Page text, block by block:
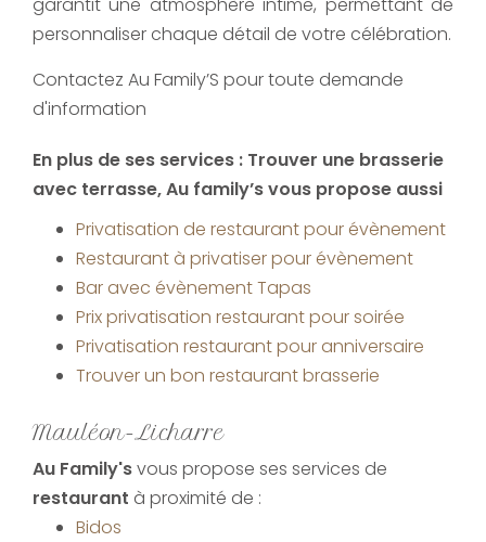
garantit une atmosphère intime, permettant de
personnaliser chaque détail de votre célébration.
Contactez Au Family’S pour toute demande
d'information
En plus de ses services : Trouver une brasserie
avec terrasse, Au family’s vous propose aussi
Privatisation de restaurant pour évènement
Restaurant à privatiser pour évènement
Bar avec évènement Tapas
Prix privatisation restaurant pour soirée
Privatisation restaurant pour anniversaire
Trouver un bon restaurant brasserie
Mauléon-Licharre
Au Family'svous propose ses services de
restaurant à proximité de :
Bidos